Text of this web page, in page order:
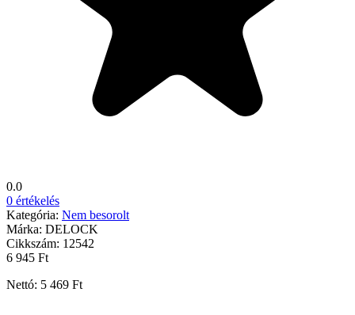
0.0
0 értékelés
Kategória: Nem besorolt
Márka: DELOCK
Cikkszám: 12542
6 945 Ft
Nettó: 5 469 Ft